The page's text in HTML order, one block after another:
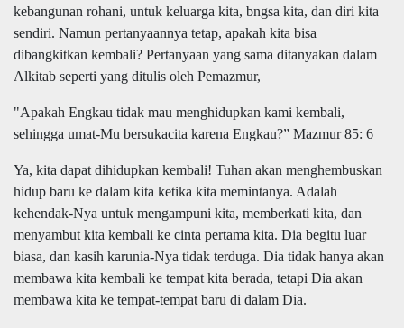
kebangunan rohani, untuk keluarga kita, bngsa kita, dan diri kita
sendiri. Namun pertanyaannya tetap, apakah kita bisa
dibangkitkan kembali? Pertanyaan yang sama ditanyakan dalam
Alkitab seperti yang ditulis oleh Pemazmur,
"Apakah Engkau tidak mau menghidupkan kami kembali,
sehingga umat-Mu bersukacita karena Engkau?” Mazmur 85: 6
Ya, kita dapat dihidupkan kembali! Tuhan akan menghembuskan
hidup baru ke dalam kita ketika kita memintanya. Adalah
kehendak-Nya untuk mengampuni kita, memberkati kita, dan
menyambut kita kembali ke cinta pertama kita. Dia begitu luar
biasa, dan kasih karunia-Nya tidak terduga. Dia tidak hanya akan
membawa kita kembali ke tempat kita berada, tetapi Dia akan
membawa kita ke tempat-tempat baru di dalam Dia.